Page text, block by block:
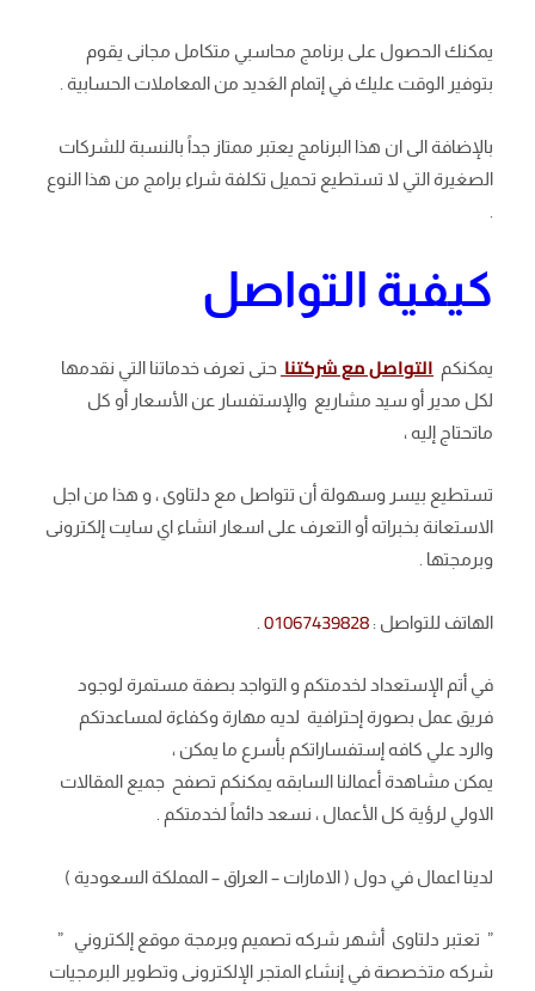
يمكنك الحصول على برنامج محاسبي متكامل مجانى يقوم
بتوفير الوقت عليك في إتمام العَديد من المعاملات الحسابية .
بالإضافة الى ان هذا البرنامج يعتبر ممتاز جداً بالنسبة للشركات
الصغيرة التي لا تستطيع تحميل تكلفة شراء برامج من هذا النوع
كيفية التواصل
يمكنكم التواصل مع شركتناحتى تعرف خدماتنا التي نقدمها
لكل مدير أو سيد مشاريع والإستفسار عن الأسعار أو كل
ماتحتاج إليه ،
تستطيع بيسر وسهولة أن تتواصل مع دلتاوى ، و هذا من اجل
الاستعانة بخبراته أو التعرف على اسعار انشاء اي سايت إلكترونى
وبرمجتها .
الهاتف للتواصل : 01067439828
في أتم الإستعداد لخدمتكم و التواجد بصفة مستمرة لوجود
فريق عمل بصورة إحترافية لديه مهارة وكفاءة لمساعدتكم
والرد علي كافه إستفساراتكم بأسرع ما يمكن ،
يمكن مشاهدة أعمالنا السابقه يمكنكم تصفح جميع المقالات
الاولي لرؤية كل الأعمال ، نسعد دائماً لخدمتكم .
لدينا اعمال في دول ( الامارات – العراق – المملكة السعودية )
” تعتبر دلتاوى أشهر شركه تصميم وبرمجة موقع إلكتروني ”
شركه متخصصة في إنشاء المتجر الإلكترونى وتطوير البرمجيات